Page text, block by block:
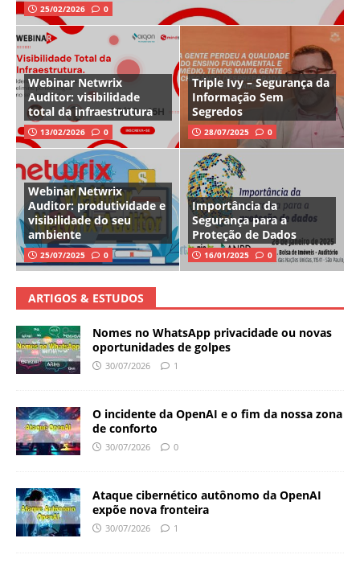
25/02/2026 0
Webinar Netwrix
Auditor: visibilidade
total da infraestrutura
13/02/2026 0
Triple Ivy – Segurança da
Informação Sem
Segredos
28/07/2025 0
Webinar Netwrix
Auditor: produtividade e
visibilidade do seu
ambiente
25/07/2025 0
Importância da
Segurança para a
Proteção de Dados
16/01/2025 0
ARTIGOS & ESTUDOS
Nomes no WhatsApp privacidade ou novas
oportunidades de golpes
30/07/2026 1
O incidente da OpenAI e o fim da nossa zona
de conforto
30/07/2026 0
Ataque cibernético autônomo da OpenAI
expõe nova fronteira
30/07/2026 1